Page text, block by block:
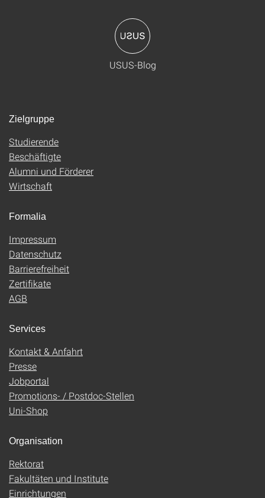
USUS-Blog
Zielgruppe
Studierende
Beschäftigte
Alumni und Förderer
Wirtschaft
Formalia
Impressum
Datenschutz
Barrierefreiheit
Zertifikate
AGB
Services
Kontakt & Anfahrt
Presse
Jobportal
Promotions- / Postdoc-Stellen
Uni-Shop
Organisation
Rektorat
Fakultäten und Institute
Einrichtungen